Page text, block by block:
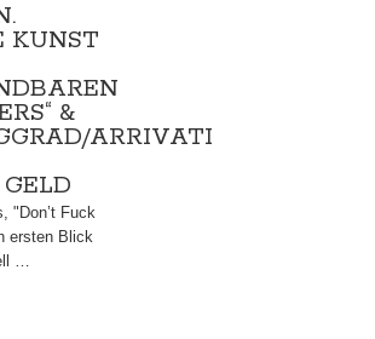
KUNST
&
ARRIVATI
"Don’t Fuck
ersten Blick
…